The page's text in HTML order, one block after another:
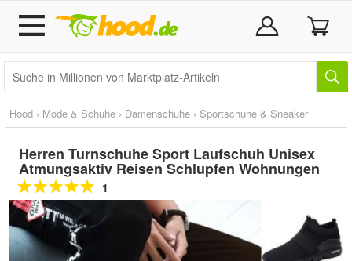
Hood › Mode & Schuhe › Damenschuhe › Sportschuhe & Sneaker
Herren Turnschuhe Sport Laufschuh Unisex
Atmungsaktiv Reisen Schlupfen Wohnungen
1